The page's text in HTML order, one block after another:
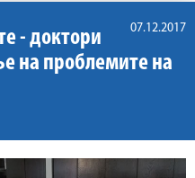
07.12.2017
- доктори
на проблемите на